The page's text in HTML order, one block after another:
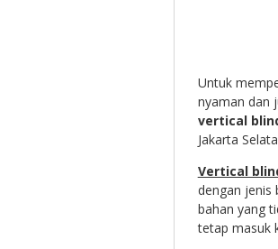
Untuk
nyaman dan
vertical
Jakarta
Vertical
dengan jenis
bahan yang
tetap masuk